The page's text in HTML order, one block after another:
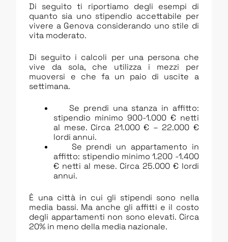
Di seguito ti riportiamo degli esempi di
quanto sia uno stipendio accettabile per
vivere a Genova considerando uno stile di
vita moderato.
Di seguito i calcoli per una persona che
vive da sola, che utilizza i mezzi per
muoversi e che fa un paio di uscite a
settimana.
Se prendi una stanza in affitto:
stipendio minimo 900-1.000 € netti
al mese. Circa 21.000 € – 22.000 €
lordi annui.
Se prendi un appartamento in
affitto: stipendio minimo 1.200 -1.400
€ netti al mese. Circa 25.000 € lordi
annui.
È una città in cui gli stipendi sono nella
media bassi. Ma anche gli affitti e il costo
degli appartamenti non sono elevati. Circa
20% in meno della media nazionale.